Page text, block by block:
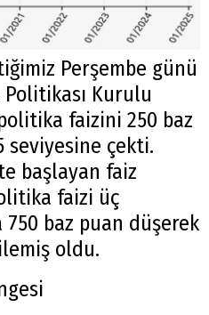
Perşembe günü
Kurulu
faizini 250 baz
seviyesine çekti.
başlayan faiz
faizi üç
baz puan düşerek
oldu.